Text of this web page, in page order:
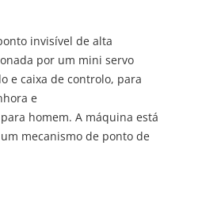
invisível de alta
por um mini servo
e caixa de controlo, para
e
homem. A máquina está
mecanismo de ponto de